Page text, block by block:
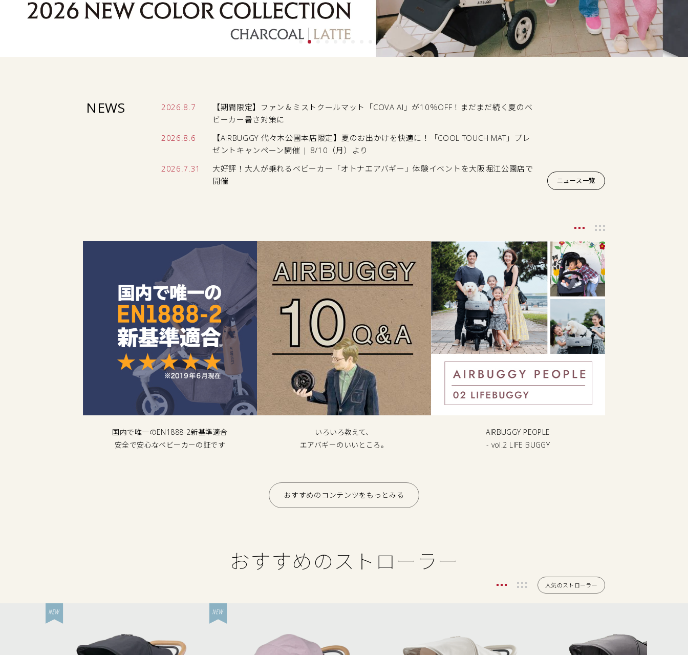
NEWS 2026.8.7
【期間限定】ファン＆ミストクールマット「COVA AI」が10％OFF！まだまだ続く夏のベ
ビーカー暑さ対策に
2026.8.6
【AIRBUGGY 代々木公園本店限定】夏のお出かけを快適に！「COOL TOUCH MAT」プレ
ゼントキャンペーン開催 | 8/10（月）より
2026.7.31
大好評！大人が乗れるベビーカー「オトナエアバギー」体験イベントを大阪堀江公園店で
開催
ニュース一覧
国内で唯一のEN1888-2新基準適合
安全で安心なベビーカーの証です
いろいろ教えて、
エアバギーのいいところ。
AIRBUGGY PEOPLE
- vol.2 LIFE BUGGY
おすすめのコンテンツをもっとみる
おすすめのストローラー
人気のストローラー